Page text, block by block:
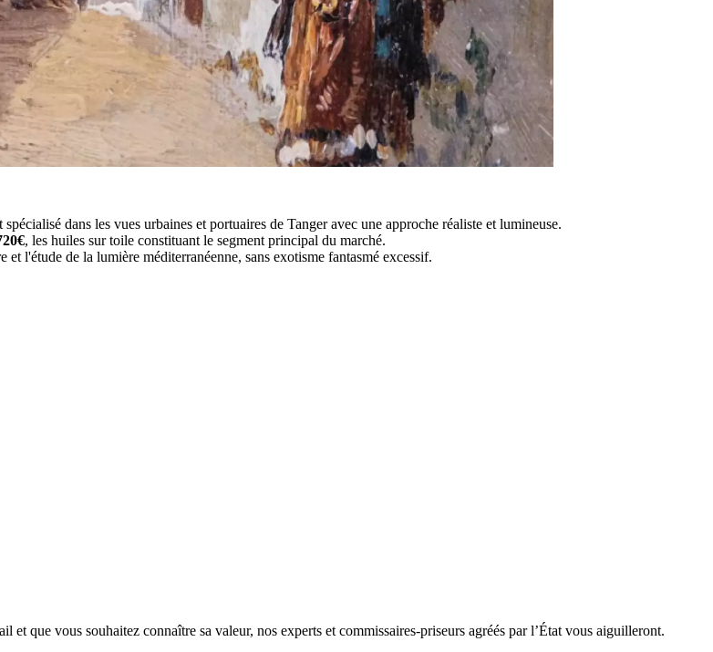
dans les vues urbaines et portuaires de Tanger avec une approche réaliste et lumineuse.
, les huiles sur toile constituant le segment principal du marché.
l'étude de la lumière méditerranéenne, sans exotisme fantasmé excessif.
que vous souhaitez connaître sa valeur, nos experts et commissaires-priseurs agréés par l’État vous aiguilleront.